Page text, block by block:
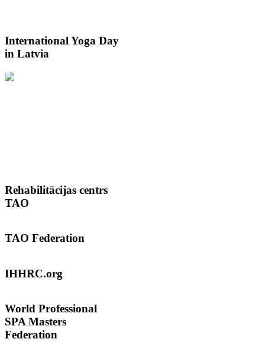
InternationalYoga Day
in Latvia
Rehabilitācijas centrs
TAO
TAO Federation
IHHRC.org
World Professional
SPA Masters
Federation